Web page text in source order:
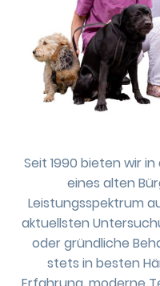
Seit 1990 bieten wir
eines alten
Leistungsspektrum
aktuellsten
oder gründliche
stets in besten